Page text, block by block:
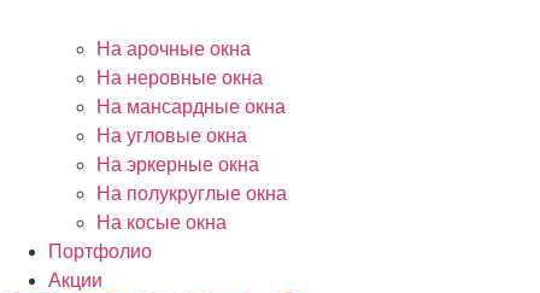
На арочные окна
На неровные окна
На мансардные окна
На угловые окна
На эркерные окна
На полукруглые окна
На косые окна
Портфолио
Акции